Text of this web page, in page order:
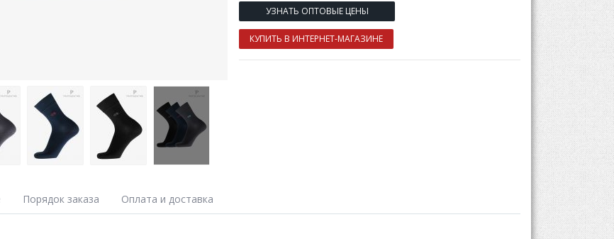
УЗНАТЬ ОПТОВЫЕ ЦЕНЫ
КУПИТЬ В ИНТЕРНЕТ-МАГАЗИНЕ
Порядок заказа Оплата и доставка